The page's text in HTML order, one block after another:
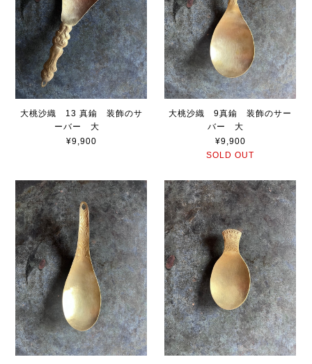
大桃沙織 13 真鍮 装飾のサ
ーバー 大
¥9,900
大桃沙織 9真鍮 装飾のサー
バー 大
¥9,900
SOLD OUT